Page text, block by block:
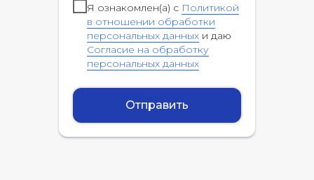
Я ознакомлен(а) с Политикой
в отношении обработки
персональных данных и даю
Согласие на обработку
персональных данных
Отправить